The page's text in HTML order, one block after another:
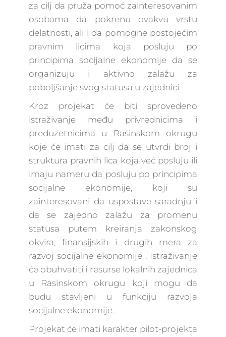
za cilj da pruža pomoć zainteresovanim
osobama da pokrenu ovakvu vrstu
delatnosti, ali i da pomogne postojećim
pravnim licima koja posluju po
principima socijalne ekonomije da se
organizuju i aktivno zalažu za
poboljšanje svog statusa u zajednici.
Kroz projekat će biti sprovedeno
istraživanje među privrednicima i
preduzetnicima u Rasinskom okrugu
koje će imati za cilj da se utvrdi broj i
struktura pravnih lica koja već posluju ili
imaju nameru da posluju po principima
socijalne ekonomije, koji su
zainteresovani da uspostave saradnju i
da se zajedno zalažu za promenu
statusa putem kreiranja zakonskog
okvira, finansijskih i drugih mera za
razvoj socijalne ekonomije . Istraživanje
će obuhvatiti i resurse lokalnih zajednica
u Rasinskom okrugu koji mogu da
budu stavljeni u funkciju razvoja
socijalne ekonomije.
Projekat će imati karakter pilot-projekta